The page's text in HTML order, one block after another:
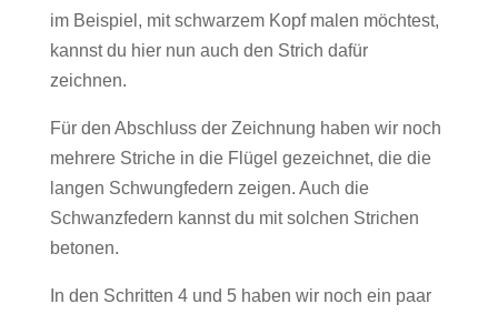
im Beispiel, mit schwarzem Kopf malen möchtest,
kannst du hier nun auch den Strich dafür
zeichnen.
Für den Abschluss der Zeichnung haben wir noch
mehrere Striche in die Flügel gezeichnet, die die
langen Schwungfedern zeigen. Auch die
Schwanzfedern kannst du mit solchen Strichen
betonen.
In den Schritten 4 und 5 haben wir noch ein paar